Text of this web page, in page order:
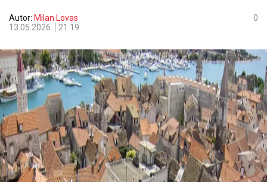
Autor: Milan Lovas
13.05.2026.
21:19
0